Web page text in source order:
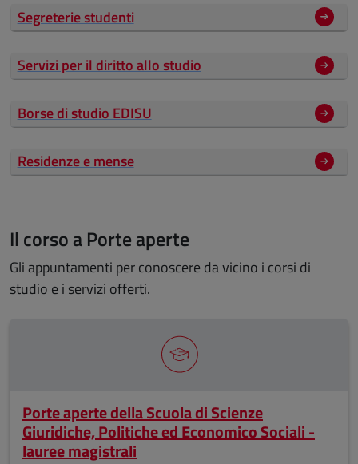
Segreterie studenti
Servizi per il diritto allo studio
Borse di studio EDISU
Residenze e mense
Il corso a Porte aperte
Gli appuntamenti per conoscere da vicino i corsi di
studio e i servizi offerti.
Porte aperte della Scuola di Scienze
Giuridiche, Politiche ed Economico Sociali -
lauree magistrali